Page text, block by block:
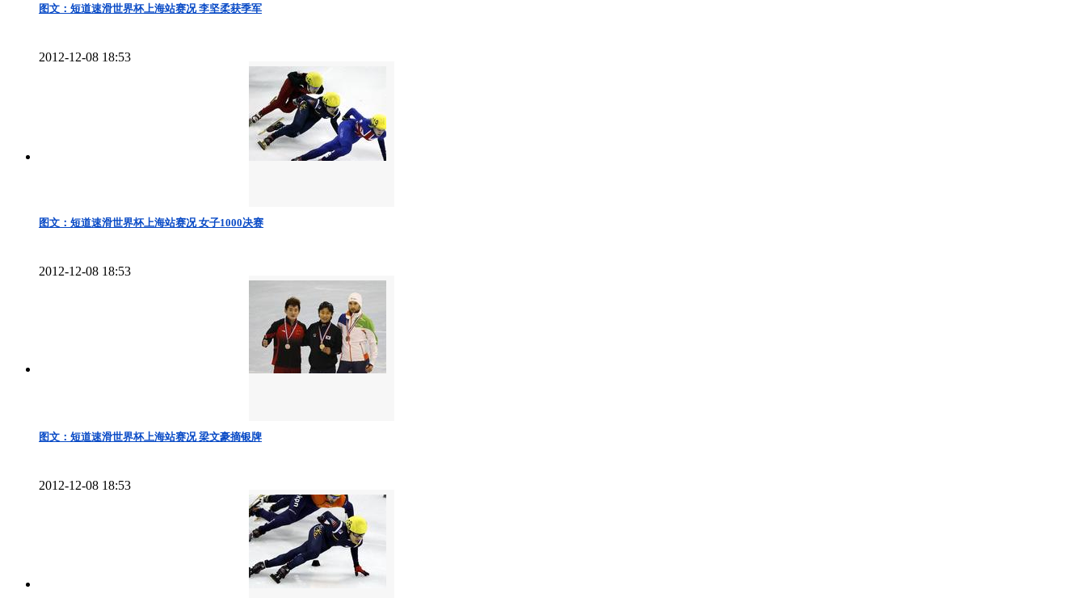
图文：短道速滑世界杯上海站赛况 李坚柔获季军
2012-12-08 18:53
图文：短道速滑世界杯上海站赛况 女子1000决赛
2012-12-08 18:53
图文：短道速滑世界杯上海站赛况 梁文豪摘银牌
2012-12-08 18:53